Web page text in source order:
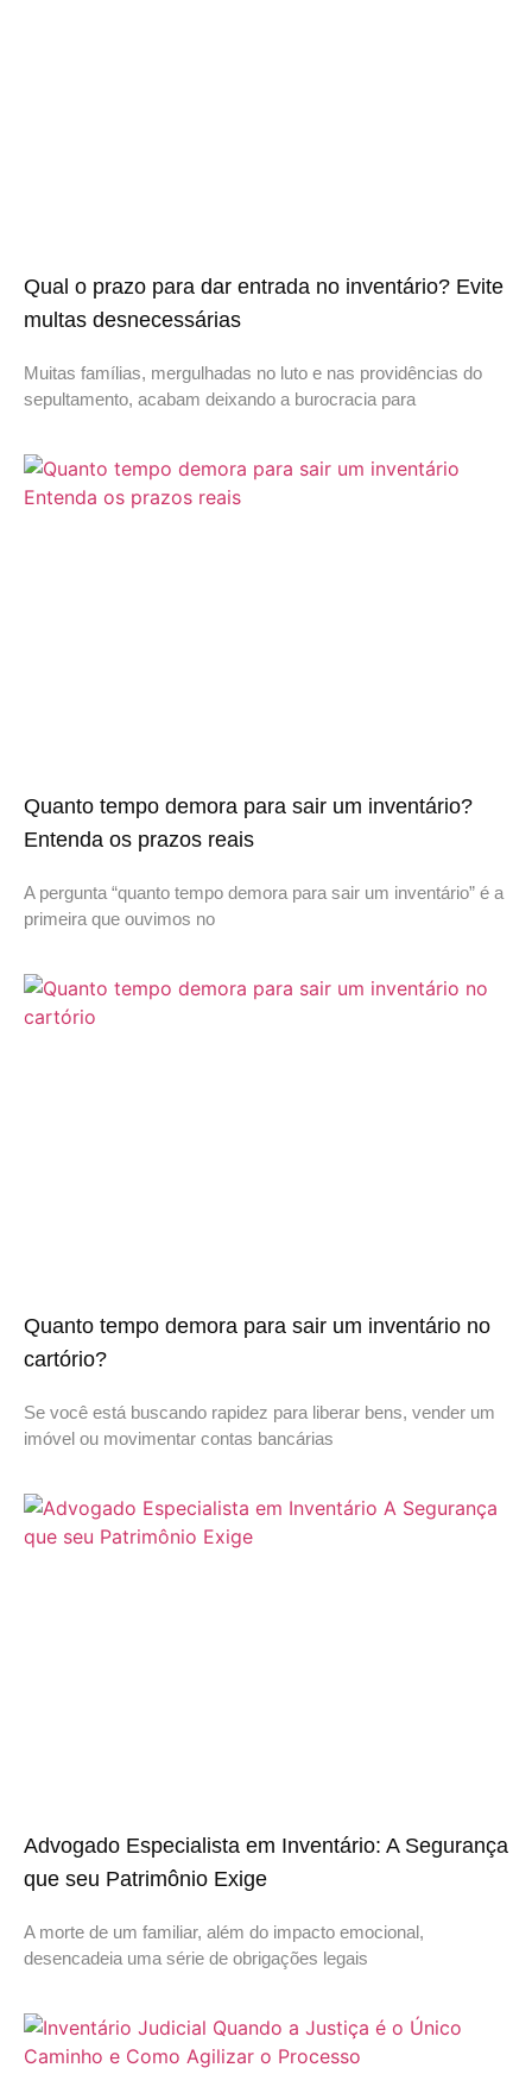
Qual o prazo para dar entrada no inventário? Evite
multas desnecessárias
Muitas famílias, mergulhadas no luto e nas providências do
sepultamento, acabam deixando a burocracia para
Quanto tempo demora para sair um inventário?
Entenda os prazos reais
A pergunta “quanto tempo demora para sair um inventário” é a
primeira que ouvimos no
Quanto tempo demora para sair um inventário no
cartório?
Se você está buscando rapidez para liberar bens, vender um
imóvel ou movimentar contas bancárias
Advogado Especialista em Inventário: A Segurança
que seu Patrimônio Exige
A morte de um familiar, além do impacto emocional,
desencadeia uma série de obrigações legais